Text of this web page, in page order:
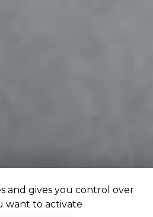
and gives you control over
want to activate